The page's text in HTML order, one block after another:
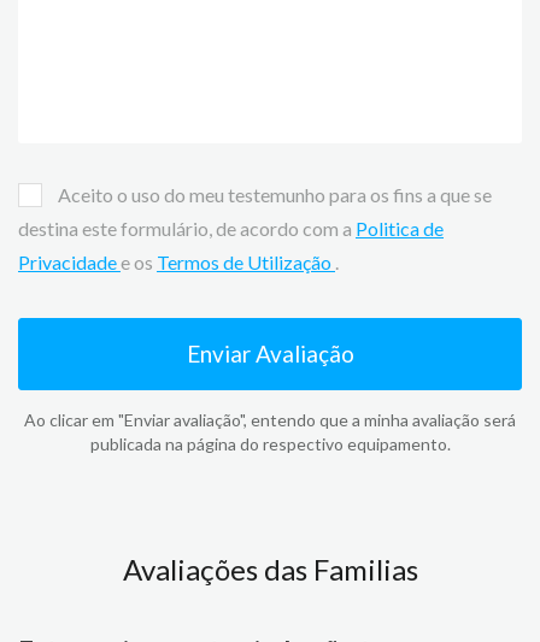
Aceito o uso do meu testemunho para os fins a que se
destina este formulário, de acordo com a Politica de
Privacidadee os Termos de Utilização .
Enviar Avaliação
Ao clicar em "Enviar avaliação", entendo que a minha avaliação será
publicada na página do respectivo equipamento.
Avaliações das Familias